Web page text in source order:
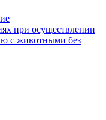
при осуществлении
с животными без